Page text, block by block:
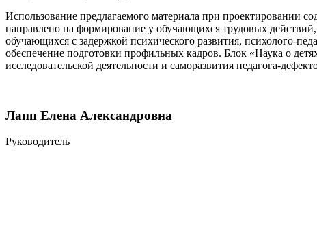
Использование предлагаемого материала при проектировании
направлено на формирование у обучающихся трудовых
обучающихся с задержкой психического развития, психолого-
обеспечение подготовки профильных кадров. Блок «Наука о
исследовательской деятельности и саморазвития педагога-
Лапп Елена Александровна
Руководитель